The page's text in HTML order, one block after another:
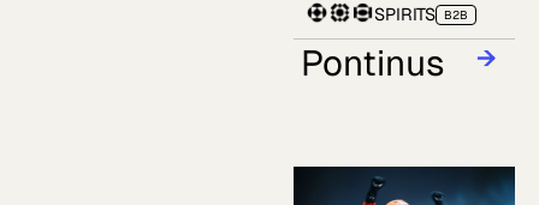
SPIRITS B2B
Pontinus →